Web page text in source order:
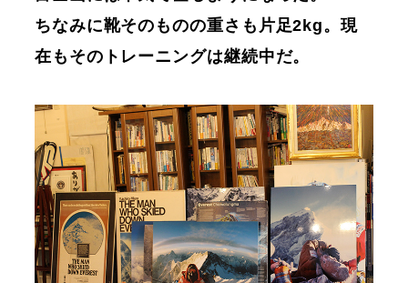
ちなみに靴そのものの重さも片足2kg。現
在もそのトレーニングは継続中だ。